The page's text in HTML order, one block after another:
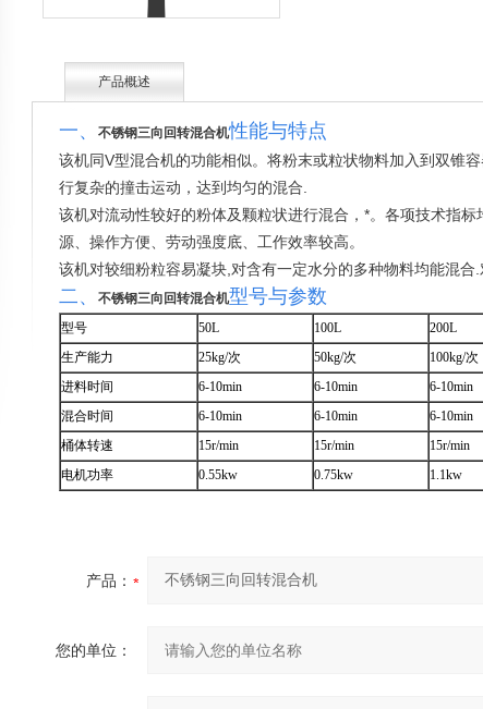
产品概述
一、 不锈钢三向回转混合机性能与特点
该机同V型混合机的功能相似。将粉末或粒状物料加入到双锥
行复杂的撞击运动，达到均匀的混合
该机对流动性较好的粉体及颗粒状进行混合，*。各项技术指
源、操作方便、劳动强度底、工作效率较高。
该机对较细粉粒容易凝块, 对含有一定水分的多种物料均能混合
二、 不锈钢三向回转混合机型号与参数
型号 50L 100L 200L
生产能力
25kg/次 50kg/次 100kg/次
进料时间
6-10min 6-10min 6-10min
混合时间
6-10min 6-10min 6-10min
桶体转速
15r/min 15r/min 15r/min
电机功率
0.55kw 0.75kw 1.1kw
产品：
您的单位：